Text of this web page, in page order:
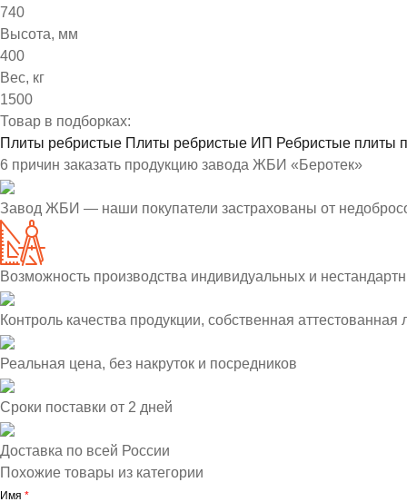
740
Высота, мм
400
Вес, кг
1500
Товар в подборках:
Плиты ребристые Плиты ребристые ИП Ребристые плиты
6 причин заказать продукцию завода ЖБИ «Беротек»
Завод ЖБИ — наши покупатели застрахованы от
Возможность производства индивидуальных и
Контроль качества продукции, собственная аттестованная
Реальная цена, без накруток и посредников
Сроки поставки от 2 дней
Доставка по всей России
Похожие товары из категории
Имя *